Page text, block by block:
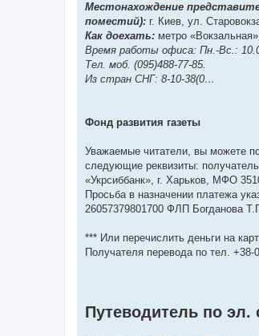
Местонахождение
поместий): г. Киев, ул.
Как доехать: метро
Время работы офиса: Пн.-Вс.:
Тел. моб. (095)488-77-85.
Из стран СНГ: 8-10-38(0…
Фонд развития газеты
Уважаемые читатели, вы можете
следующие реквизиты:
«Укрсиббанк», г. Харьков, МФО
Просьба в назначении платежа
26057379801700 ФЛП Богданова
*** Или перечислить деньги на
Получателя перевода по тел.
Путеводитель по эл.